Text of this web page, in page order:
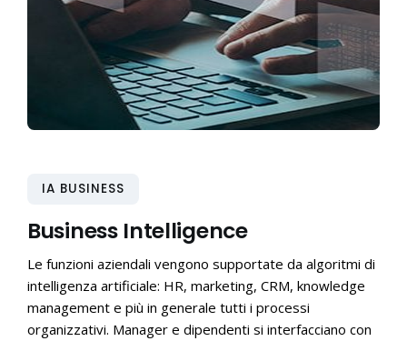
IA BUSINESS
Business Intelligence
Le funzioni aziendali vengono supportate da algoritmi di
intelligenza artificiale: HR, marketing, CRM, knowledge
management e più in generale tutti i processi
organizzativi. Manager e dipendenti si interfacciano con